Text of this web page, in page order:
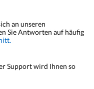
an unseren
Sie Antworten auf häufig
Support wird Ihnen so